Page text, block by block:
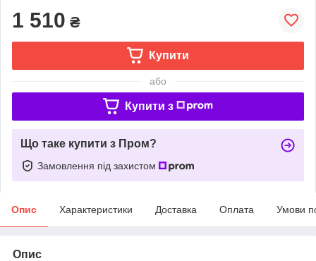
1 510 ₴
Купити
або
Купити з
Що таке купити з Пром?
Замовлення під захистом
Опис Характеристики Доставка Оплата Умови
Опис